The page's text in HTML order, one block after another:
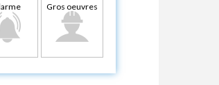
Gros oeuvres